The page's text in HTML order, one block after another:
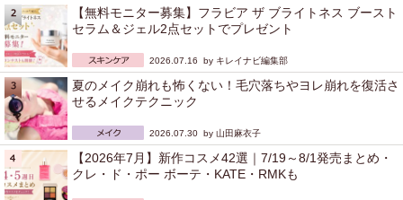
【無料モニター募集】フラビア ザ ブライトネス ブースト
セラム＆ジェル2点セットでプレゼント
2026.07.16 by キレイナビ編集部
夏のメイク崩れも怖くない！毛穴落ちやヨレ崩れを復活さ
せるメイクテクニック
2026.07.30 by 山田麻衣子
【2026年7月】新作コスメ42選｜7/19～8/1発売まとめ・
クレ・ド・ポー ボーテ・KATE・RMKも